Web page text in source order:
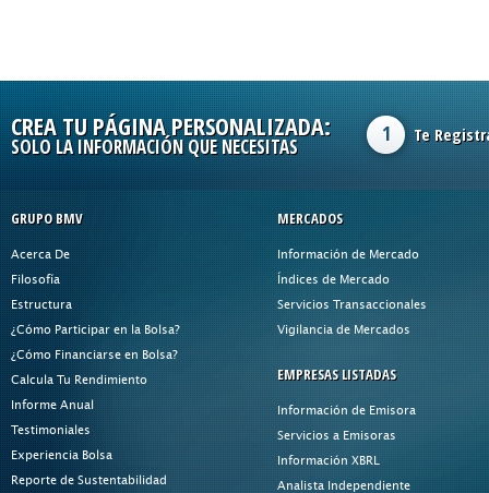
CREA TU PÁGINA PERSONALIZADA:
SOLO LA INFORMACIÓN QUE NECESITAS
1 Te
GRUPO BMV
Acerca De
Filosofía
Estructura
¿Cómo Participar en la Bolsa?
¿Cómo Financiarse en Bolsa?
Calcula Tu Rendimiento
Informe Anual
Testimoniales
Experiencia Bolsa
Reporte de Sustentabilidad
MERCADOS
Información de Mercado
Índices de Mercado
Servicios Transaccionales
Vigilancia de Mercados
EMPRESAS LISTADAS
Información de Emisora
Servicios a Emisoras
Información XBRL
Analista Independiente